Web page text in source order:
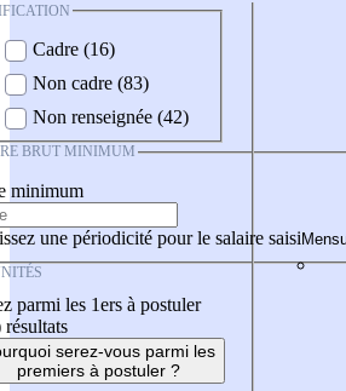
Cadre (16)
Non cadre (83)
Non renseignée (42)
BRUT MINIMUM
minimum
une périodicité pour le salaire saisi
parmi les 1ers à postuler
résultats
serez-vous parmi les
premiers à postuler ?